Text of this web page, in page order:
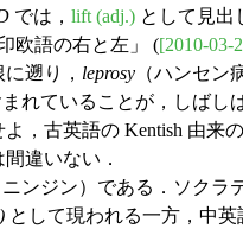
では， lift (adj.) として見出
欧語の右と左」 ([2010-03-
遡り， leprosy （ハンセン
まれていることが，しばし
，古英語の Kentish 由来
違いない．
ンジン）である．ソクラ
として現われる一方，中英